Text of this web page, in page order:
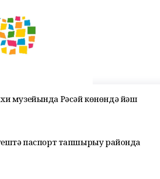
музейында Рәсәй көнөндә йәш
паспорт тапшырыу районда